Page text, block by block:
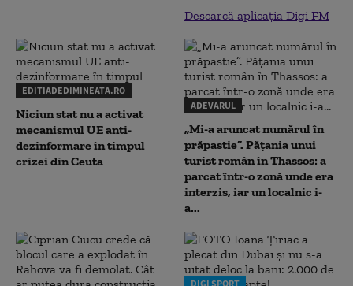
Descarcă aplicația Digi FM
EDITIADEDIMINEATA.RO
Niciun stat nu a activat
mecanismul UE anti-
dezinformare în timpul
crizei din Ceuta
ADEVARUL
„Mi-a aruncat numărul în
prăpastie”. Pățania unui
turist român în Thassos: a
parcat într-o zonă unde era
interzis, iar un localnic i-
a...
DIGI SPORT